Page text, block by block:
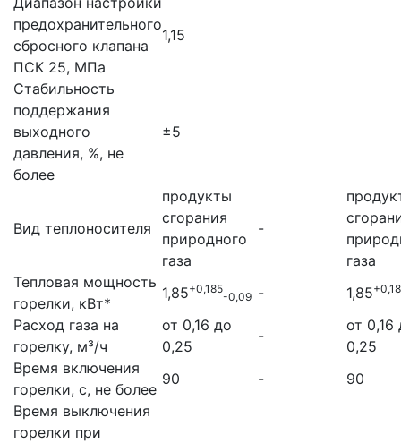
предохранительного
сбросного клапана
ПСК 25, МПа
1,15
Стабильность
поддержания
выходного
давления, %, не
более
±5
Вид теплоносителя
продукты
сгорания
природного
газа
-
газа
Тепловая мощность
горелки, кВт*
1,85+0,185
-0,09 - 1,85
Расход газа на
горелку, м³/ч
от 0,16 до
0,25
-
от 0,16
0,25
Время включения
горелки, с, не более
90 -
90
Время выключения
горелки при